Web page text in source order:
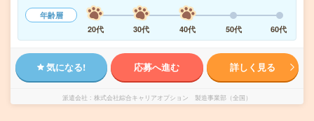
年齢層
20代
30代 40代 50代 60代
気になる! 応募へ進む 詳しく見る
派遣会社 株式会社綜合キャリアオプション 製造事業部（全国）